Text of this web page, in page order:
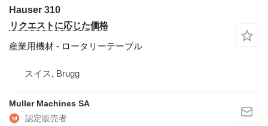
Hauser 310
リクエストに応じた価格
産業用機材 - ロータリーテーブル
スイス, Brugg
Muller Machines SA